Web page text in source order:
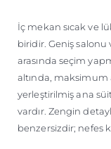
İç mekan sıcak ve
biridir. Geniş salonu
arasında seçim
altında, maksimum
yerleştirilmiş ana
vardır. Zengin
benzersizdir; nefes